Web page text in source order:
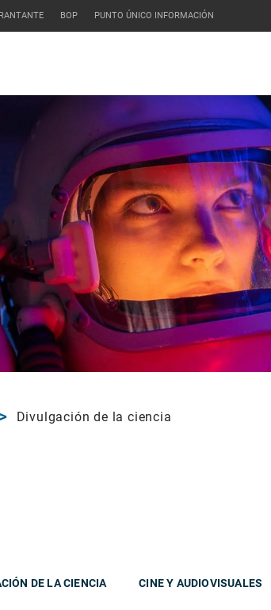
BOP PUNTO ÚNICO INFORMACIÓN
Divulgación de la ciencia
DE LA CIENCIA CINE Y AUDIOVISUALES